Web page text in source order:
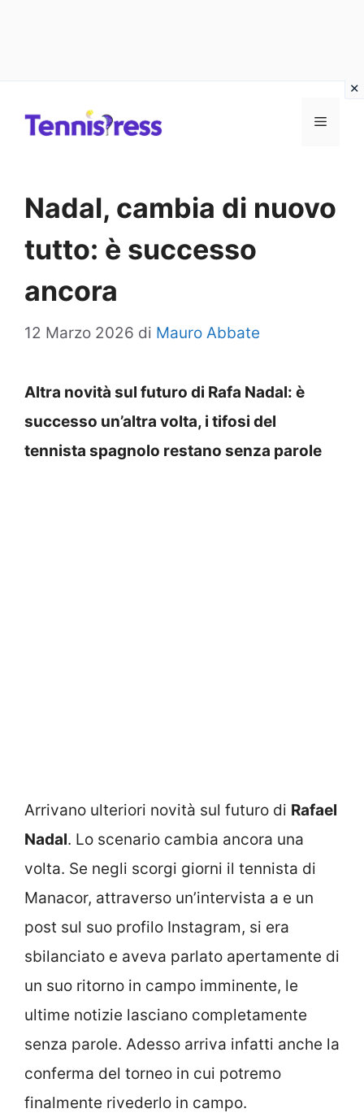
MENU
Nadal, cambia di nuovo
tutto: è successo
ancora
12 Marzo 2026 di Mauro Abbate
Altra novità sul futuro di Rafa Nadal: è
successo un’altra volta, i tifosi del
tennista spagnolo restano senza parole
Arrivano ulteriori novità sul futuro di Rafael
Nadal. Lo scenario cambia ancora una
volta. Se negli scorgi giorni il tennista di
Manacor, attraverso un’intervista a e un
post sul suo profilo Instagram, si era
sbilanciato e aveva parlato apertamente di
un suo ritorno in campo imminente, le
ultime notizie lasciano completamente
senza parole. Adesso arriva infatti anche la
conferma del torneo in cui potremo
finalmente rivederlo in campo.